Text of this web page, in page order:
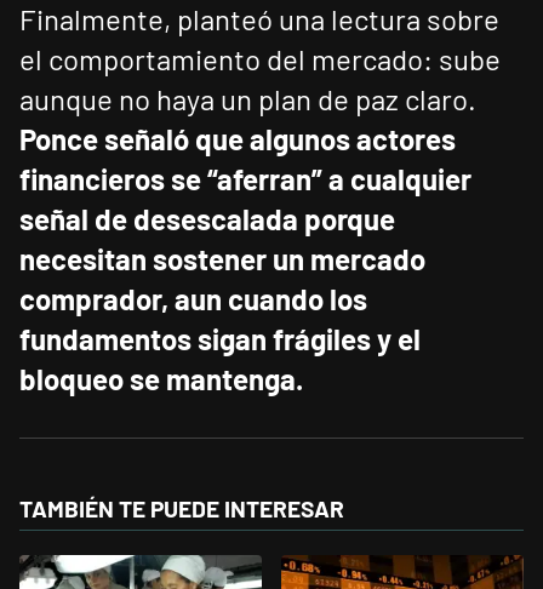
Finalmente, planteó una lectura sobre
el comportamiento del mercado: sube
aunque no haya un plan de paz claro.
Ponce señaló que algunos actores
financieros se “aferran” a cualquier
señal de desescalada porque
necesitan sostener un mercado
comprador, aun cuando los
fundamentos sigan frágiles y el
bloqueo se mantenga.
TAMBIÉN TE PUEDE INTERESAR